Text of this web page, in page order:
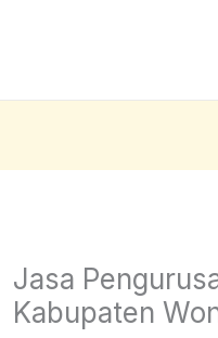
Jasa
Kabupaten